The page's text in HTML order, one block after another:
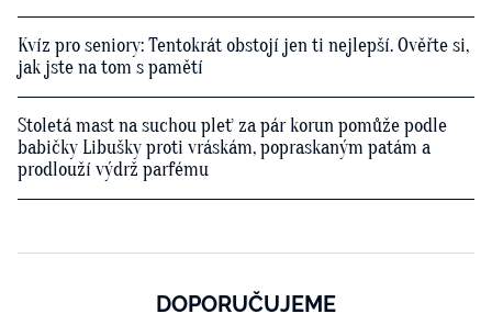
Kvíz pro seniory: Tentokrát obstojí jen ti nejlepší. Ověřte si,
jak jste na tom s pamětí
Stoletá mast na suchou pleť za pár korun pomůže podle
babičky Libušky proti vráskám, popraskaným patám a
prodlouží výdrž parfému
DOPORUČUJEME